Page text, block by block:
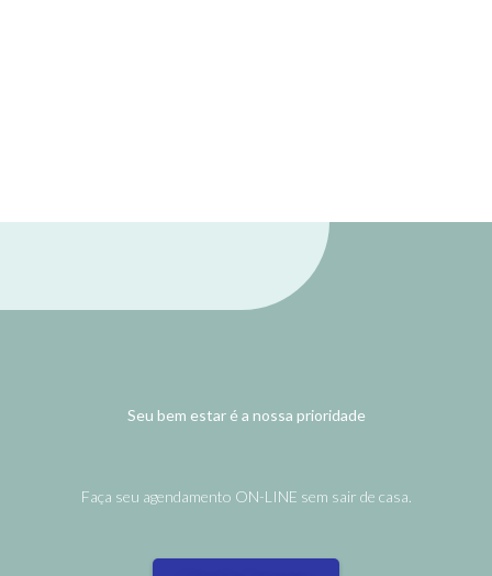
Seu bem estar é a nossa prioridade
Faça seu agendamento ON-LINE sem sair de casa.